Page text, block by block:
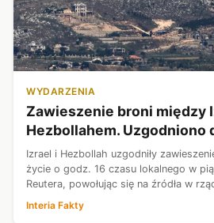
WYDARZENIA
Zawieszenie broni między
Hezbollahem. Uzgodniono
Izrael i Hezbollah uzgodniły
życie o godz. 16 czasu lokalnego w
Reutera, powołując się na źródła w
Amerykanami...
Interia Fakty